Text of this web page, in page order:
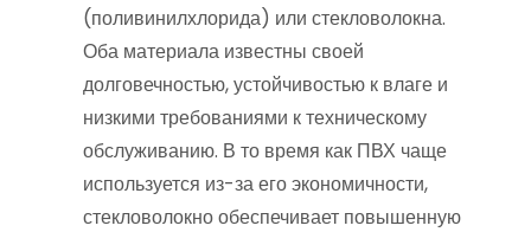
(поливинилхлорида) или стекловолокна.
Оба материала известны своей
долговечностью, устойчивостью к влаге и
низкими требованиями к техническому
обслуживанию. В то время как ПВХ чаще
используется из-за его экономичности,
стекловолокно обеспечивает повышенную